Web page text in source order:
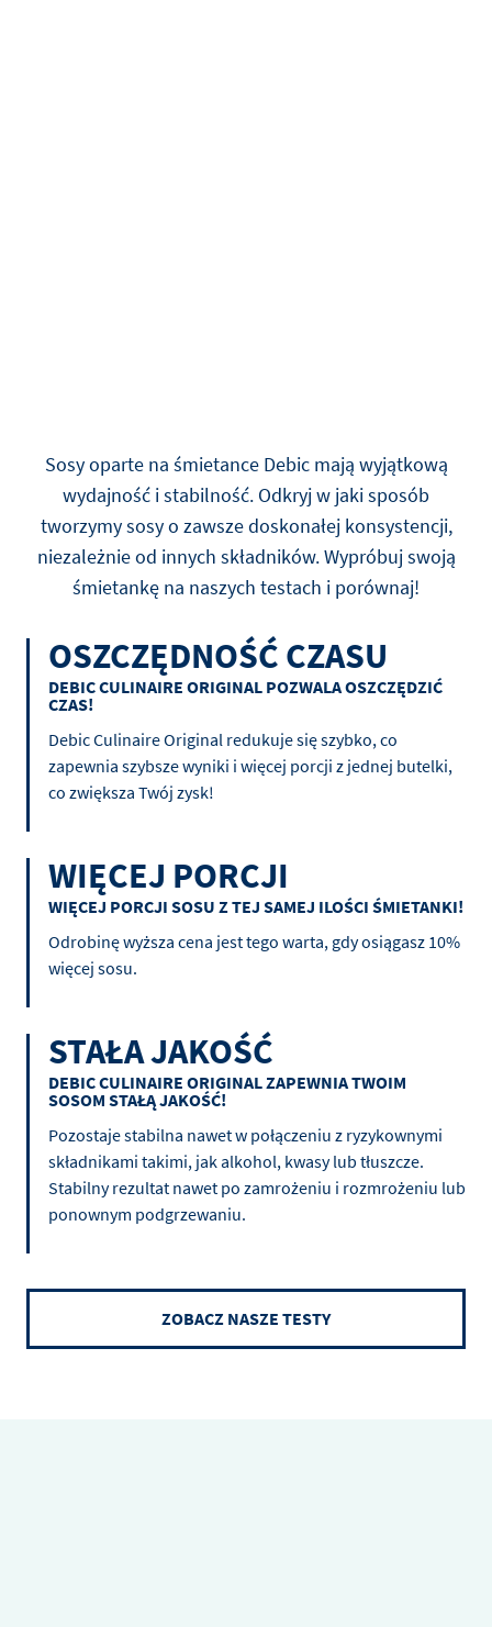
Sosy oparte na śmietance Debic mają wyjątkową
wydajność i stabilność. Odkryj w jaki sposób
tworzymy sosy o zawsze doskonałej konsystencji,
niezależnie od innych składników. Wypróbuj swoją
śmietankę na naszych testach i porównaj!
OSZCZĘDNOŚĆ CZASU
DEBIC CULINAIRE ORIGINAL POZWALA OSZCZĘDZIĆ
CZAS!
Debic Culinaire Original redukuje się szybko, co
zapewnia szybsze wyniki i więcej porcji z jednej butelki,
co zwiększa Twój zysk!
WIĘCEJ PORCJI
WIĘCEJ PORCJI SOSU Z TEJ SAMEJ ILOŚCI ŚMIETANKI!
Odrobinę wyższa cena jest tego warta, gdy osiągasz 10%
więcej sosu.
STAŁA JAKOŚĆ
DEBIC CULINAIRE ORIGINAL ZAPEWNIA TWOIM
SOSOM STAŁĄ JAKOŚĆ!
Pozostaje stabilna nawet w połączeniu z ryzykownymi
składnikami takimi, jak alkohol, kwasy lub tłuszcze.
Stabilny rezultat nawet po zamrożeniu i rozmrożeniu lub
ponownym podgrzewaniu.
ZOBACZ NASZE TESTY